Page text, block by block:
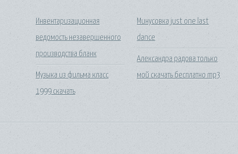
Инвентаризационная
ведомость незавершенного
производства бланк
Музыка из фильма класс
1999 скачать
Минусовка just one last
dance
Александра радова только
мой скачать бесплатно mp3